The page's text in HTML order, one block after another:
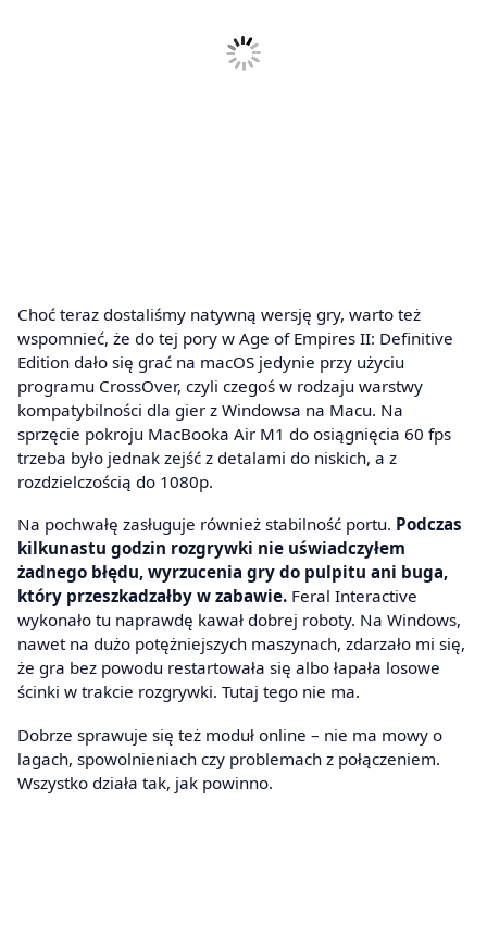
Choć teraz dostaliśmy natywną wersję gry, warto też
wspomnieć, że do tej pory w Age of Empires II: Definitive
Edition dało się grać na macOS jedynie przy użyciu
programu CrossOver, czyli czegoś w rodzaju warstwy
kompatybilności dla gier z Windowsa na Macu. Na
sprzęcie pokroju MacBooka Air M1 do osiągnięcia 60 fps
trzeba było jednak zejść z detalami do niskich, a z
rozdzielczością do 1080p.
Na pochwałę zasługuje również stabilność portu. Podczas
kilkunastu godzin rozgrywki nie uświadczyłem
żadnego błędu, wyrzucenia gry do pulpitu ani buga,
który przeszkadzałby w zabawie. Feral Interactive
wykonało tu naprawdę kawał dobrej roboty. Na Windows,
nawet na dużo potężniejszych maszynach, zdarzało mi się,
że gra bez powodu restartowała się albo łapała losowe
ścinki w trakcie rozgrywki. Tutaj tego nie ma.
Dobrze sprawuje się też moduł online – nie ma mowy o
lagach, spowolnieniach czy problemach z połączeniem.
Wszystko działa tak, jak powinno.